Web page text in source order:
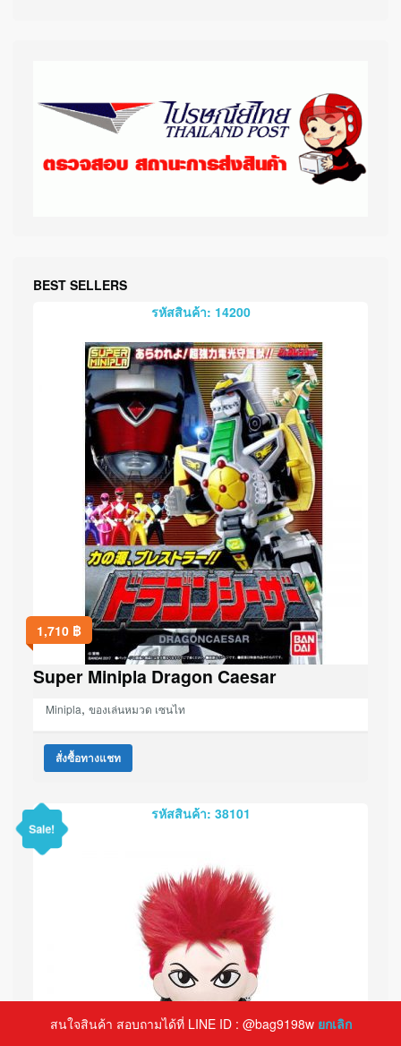
BEST SELLERS
รหัสสินค้า: 14200
1,710 ฿
Super Minipla Dragon Caesar
Minipla, ของเล่นหมวด เซนไท
สั่งซื้อทางแชท
รหัสสินค้า: 38101
Sale!
สนใจสินค้า สอบถามได้ที่ LINE ID : @bag9198w ยกเลิก